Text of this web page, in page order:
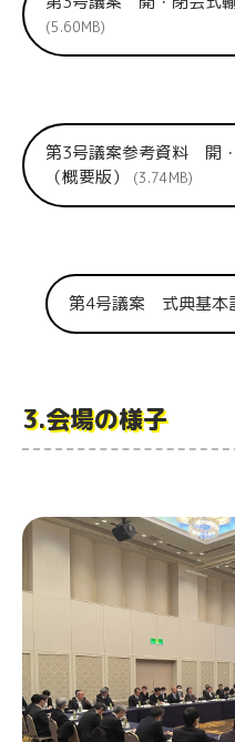
5.60MB
第3号議案参考資料 開
（概要版）
3.74MB
第4号議案 式典基本
3.会場の様子